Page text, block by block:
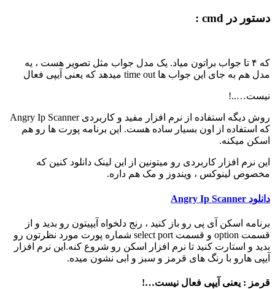
دستور در cmd :
که ۴ تا جواب براتون میاد. یک مدل جواب مثل تصویر هست ، یه
مدل هم به جای این جواب ها time out میدهد که یعنی آیپی فعال
نیست…..!
روش دیگه استفاده از نرم افزار مفید و کاربردی Angry Ip Scanner
که استفاده از اون بسیار ساده هست. این برنامه پورت ها رو هم
اسکن میکنه.
این نرم افزار کاربردی رو میتونین از این لینک دانلود کنین که
مخصوص لینوکس ، ویندوز و مک هم داره.
دانلود Angry Ip Scanner
برنامه اسکن آی پی رو باز کنید ، رنج دلخواه آیپیتون رو بدید و از
قسمت option و قسمت select port شماره پورت مورد نظرتون رو
بدید و استارت کنید تا نرم افزار اسکن رو شروع کنه.این نرم افزار
آیپی هارو با رنگ های قرمز و سبز و ابی نشون میده.
قرمز : یعنی آیپی فعال نیست…!